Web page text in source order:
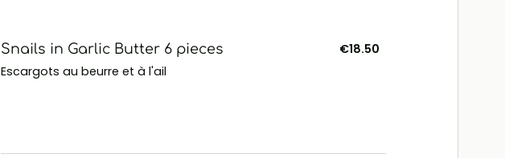
Snails in Garlic Butter 6 pieces
Escargots au beurre et à l'ail
€18.50